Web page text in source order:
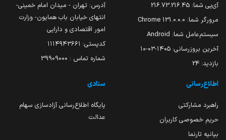
آی‌پی شما: 216.73.216.45
مرورگر شما: 131.0.0.0 Chrome
سیستم‌عامل شما: Android
آخرین بروزرسانی: ۱۴۰۵-۰۳-۱۰
بازدید: 24
آدرس: تهران - میدان امام خمینی-
انتهای خیابان باب همایون- وزارت
امور اقتصادی و دارایی
کدپستی: ۱۱۱۴۹۴۳۶۶۱
شماره تماس : 39909000
اطلاع‌رسانی
راهبرد مشارکتی
حریم خصوصی کاربران
بیانیه تارنما
ستادی
پایگاه اطلاع‌رسانی آزادسازی سهام
عدالت